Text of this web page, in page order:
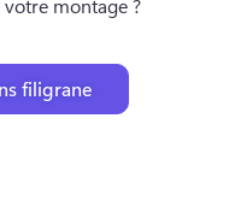
montage ?
filigrane